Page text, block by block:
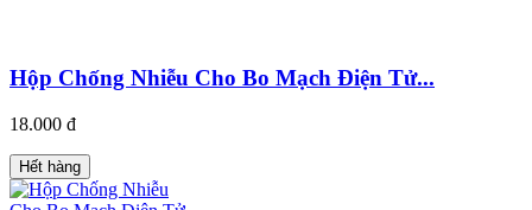
Hộp Chống Nhiễu Cho Bo Mạch Điện Tử...
18.000 đ
Hết hàng